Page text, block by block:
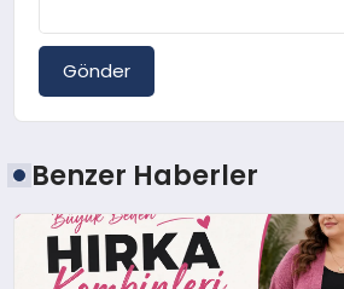
Gönder
Benzer Haberler